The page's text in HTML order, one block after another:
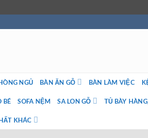
NGỦ BÀN ĂN GỖ BÀN LÀM VIỆC
BÉ SOFA NỆM SA LON GỖ TỦ BÀY
KHÁC